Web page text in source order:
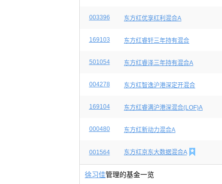
003396 东方红优享红利混合A
169103 东方红睿轩三年持有混合
501054 东方红睿泽三年持有混合A
004278 东方红智逸沪港深定开混合
169104 东方红睿满沪港深混合(LOF)A
000480 东方红新动力混合A
001564 东方红京东大数据混合A 
徐习佳管理的基金一览